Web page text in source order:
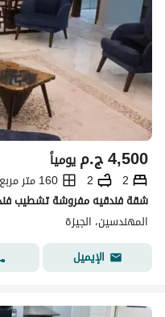
ج.م4,500 يومياً
2
2
160 متر مربع
المهندسين، الجيزة
الإيميل